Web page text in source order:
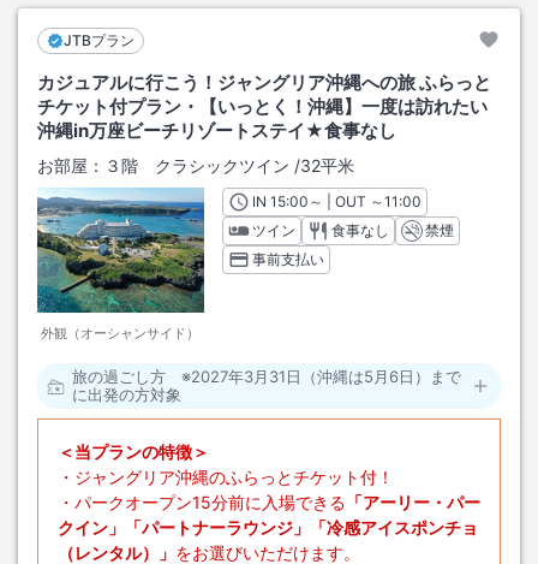
JTBプラン
カジュアルに行こう！ジャングリア沖縄への旅 ふらっと
チケット付プラン・【いっとく！沖縄】一度は訪れたい
沖縄in万座ビーチリゾートステイ★食事なし
お部屋： ３階 クラシックツイン /32平米
外観（オーシャンサイド）
INチェックイン
15:00 ～ | OUT チェックアウト
～11:00
ツイン
食事なし
禁煙
事前支払い
旅の過ごし方 ※2027年3月31日（沖縄は5月6日）まで
に出発の方対象
＜当プランの特徴＞
・ジャングリア沖縄のふらっとチケット付！
・パークオープン15分前に入場できる 「アーリー・パー
クイン」「パートナーラウンジ」「冷感アイスポンチョ
（レンタル）」 をお選びいただけます。